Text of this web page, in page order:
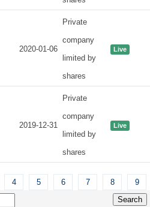
2020-01-06
Private
company
limited by
shares
Live
2019-12-31
Private
company
limited by
shares
Live
4 5 6 7 8 9